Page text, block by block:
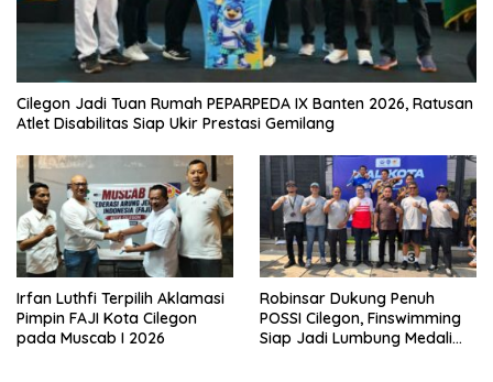
Cilegon Jadi Tuan Rumah PEPARPEDA IX Banten 2026, Ratusan
Atlet Disabilitas Siap Ukir Prestasi Gemilang
Irfan Luthfi Terpilih Aklamasi
Pimpin FAJI Kota Cilegon
pada Muscab I 2026
Robinsar Dukung Penuh
POSSI Cilegon, Finswimming
Siap Jadi Lumbung Medali